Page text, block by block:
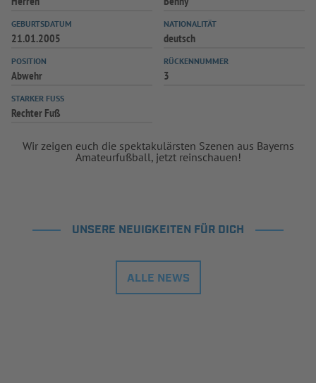
SPIELPLUS
GEBURTSDATUM
21.01.2005
NATIONALITÄT
deutsch
POSITION
Abwehr
RÜCKENNUMMER
3
STARKER FUSS
Rechter Fuß
Wir zeigen euch die spektakulärsten Szenen aus Bayerns
Amateurfußball, jetzt reinschauen!
UNSERE NEUIGKEITEN FÜR DICH
ALLE NEWS